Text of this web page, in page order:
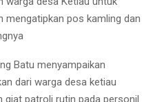
mengatipkan pos kamling dan
Batu menyampaikan
dari warga desa ketiau
giat patroli rutin pada personil